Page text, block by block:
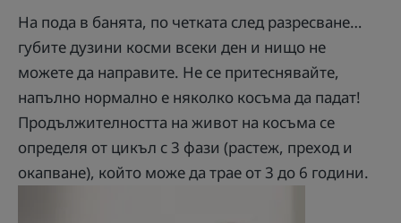
На пода в банята, по четката след разресване…
губите дузини косми всеки ден и нищо не
можете да направите. Не се притеснявайте,
напълно нормално е няколко косъма да падат!
Продължителността на живот на косъма се
определя от цикъл с 3 фази (растеж, преход и
окапване), който може да трае от 3 до 6 години.